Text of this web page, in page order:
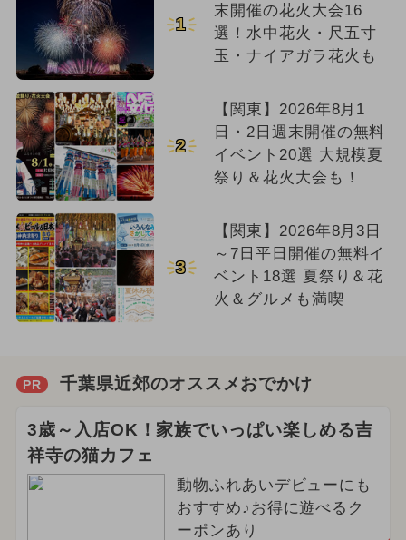
1
末開催の花火大会16
選！水中花火・尺五寸
玉・ナイアガラ花火も
2
【関東】2026年8月1
日・2日週末開催の無料
イベント20選 大規模夏
祭り＆花火大会も！
3
【関東】2026年8月3日
～7日平日開催の無料イ
ベント18選 夏祭り＆花
火＆グルメも満喫
PR 千葉県近郊のオススメおでかけ
3歳～入店OK！家族でいっぱい楽しめる吉
祥寺の猫カフェ
動物ふれあいデビューにも
おすすめ♪お得に遊べるク
ーポンあり